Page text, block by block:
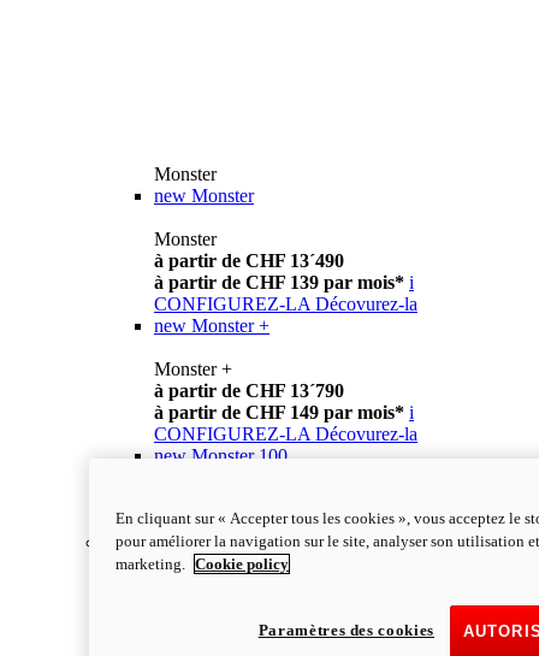
Monster
new Monster
Monster
à partir de CHF 13´490
à partir de CHF 139 par mois* i
CONFIGUREZ-LA Décovurez-la
new Monster +
Monster +
à partir de CHF 13´790
à partir de CHF 149 par mois* i
CONFIGUREZ-LA Décovurez-la
new Monster 100
en savoir plus
Streetfighter
En cliquant sur « Accepter tous les cookies », vous acceptez le
pour améliorer la navigation sur le site, analyser son utilisation
marketing.
Cookie policy
Paramètres des cookies